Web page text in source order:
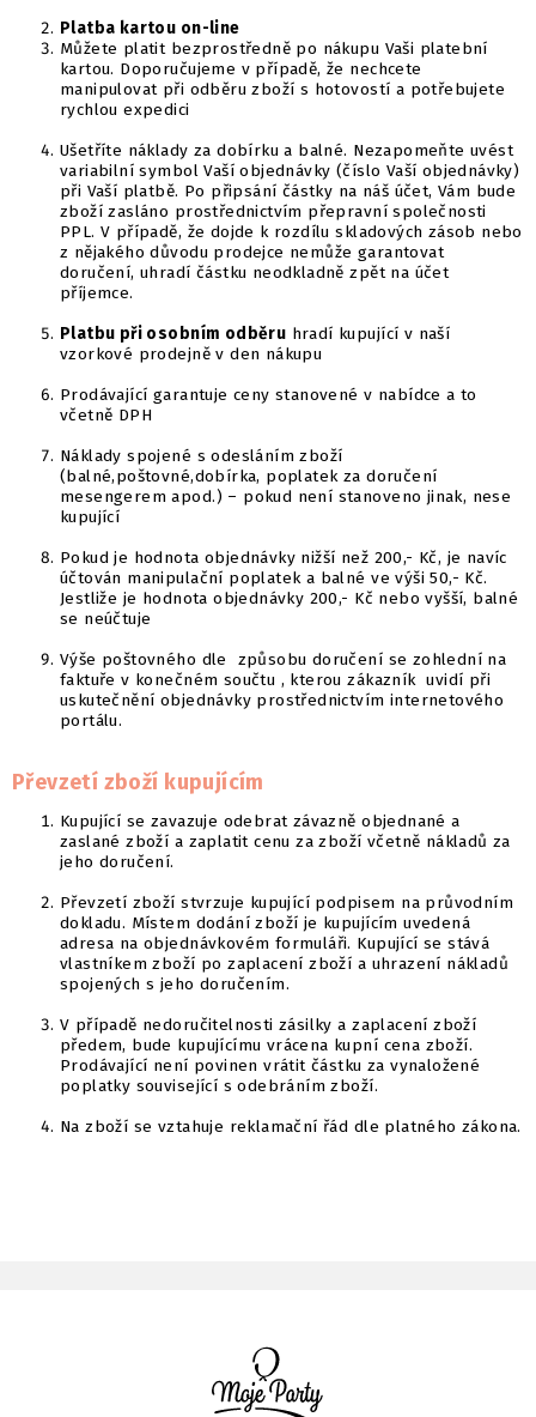
Platba kartou on-line
Můžete platit bezprostředně po nákupu Vaši platební
kartou. Doporučujeme v případě, že nechcete
manipulovat při odběru zboží s hotovostí a potřebujete
rychlou expedici
Ušetříte náklady za dobírku a balné. Nezapomeňte uvést
variabilní symbol Vaší objednávky (číslo Vaší objednávky)
při Vaší platbě. Po připsání částky na náš účet, Vám bude
zboží zasláno prostřednictvím přepravní společnosti
PPL. V případě, že dojde k rozdílu skladových zásob nebo
z nějakého důvodu prodejce nemůže garantovat
doručení, uhradí částku neodkladně zpět na účet
příjemce.
Platbu při osobním odběru hradí kupující v naší
vzorkové prodejně v den nákupu
Prodávající garantuje ceny stanovené v nabídce a to
včetně DPH
Náklady spojené s odesláním zboží
(balné,poštovné,dobírka, poplatek za doručení
mesengerem apod.) – pokud není stanoveno jinak, nese
kupující
Pokud je hodnota objednávky nižší než 200,- Kč, je navíc
účtován manipulační poplatek a balné ve výši 50,- Kč.
Jestliže je hodnota objednávky 200,- Kč nebo vyšší, balné
se neúčtuje
Výše poštovného dle způsobu doručení se zohlední na
faktuře v konečném součtu , kterou zákazník uvidí při
uskutečnění objednávky prostřednictvím internetového
portálu.
Převzetí zboží kupujícím
Kupující se zavazuje odebrat závazně objednané a
zaslané zboží a zaplatit cenu za zboží včetně nákladů za
jeho doručení.
Převzetí zboží stvrzuje kupující podpisem na průvodním
dokladu. Místem dodání zboží je kupujícím uvedená
adresa na objednávkovém formuláři. Kupující se stává
vlastníkem zboží po zaplacení zboží a uhrazení nákladů
spojených s jeho doručením.
V případě nedoručitelnosti zásilky a zaplacení zboží
předem, bude kupujícímu vrácena kupní cena zboží.
Prodávající není povinen vrátit částku za vynaložené
poplatky související s odebráním zboží.
Na zboží se vztahuje reklamační řád dle platného zákona.